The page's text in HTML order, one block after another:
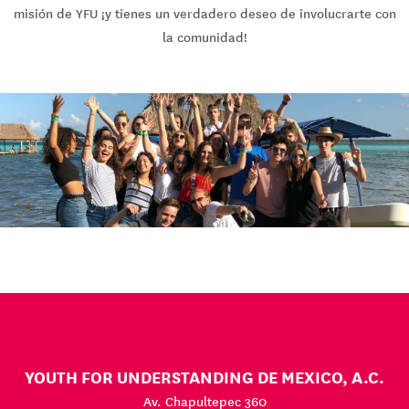
misión de YFU ¡y tienes un verdadero deseo de involucrarte con
la comunidad!
YOUTH FOR UNDERSTANDING DE MEXICO, A.C.
Av. Chapultepec 360